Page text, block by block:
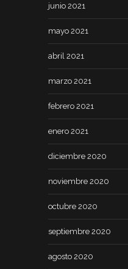
junio 2021
mayo 2021
abril 2021
marzo 2021
febrero 2021
enero 2021
diciembre 2020
noviembre 2020
octubre 2020
septiembre 2020
agosto 2020